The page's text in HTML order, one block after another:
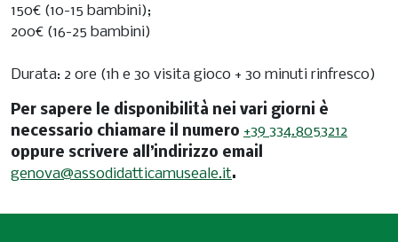
150€ (10-15 bambini);
200€ (16-25 bambini)
Durata: 2 ore (1h e 30 visita gioco + 30 minuti rinfresco)
Per sapere le disponibilità nei vari giorni è
necessario chiamare il numero +39 334.8053212
oppure scrivere all’indirizzo email
genova@assodidatticamuseale.it.